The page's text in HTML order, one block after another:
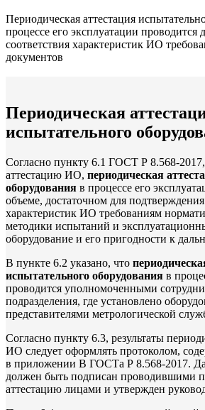
Периодическая аттестация
процессе его эксплуатации проводится
соответствия характеристик ИО
документов
Периодическая
испытательного
Согласно пункту 6.1 ГОСТ Р 8.568-
аттестацию ИО, периодическая
оборудования в процессе его
объеме, достаточном для подтверждения
характеристик ИО требованиям
методики испытаний и
оборудование и его пригодности к
В пункте 6.2 указано, что
испытательного оборудования в
проводится уполномоченными
подразделения, где установлено
представителями метрологической
Согласно пункту 6.3, результаты
ИО следует оформлять протоколом,
в приложении В ГОСТа Р 8.568-2017.
должен быть подписан проводившими
аттестацию лицами и утвержден